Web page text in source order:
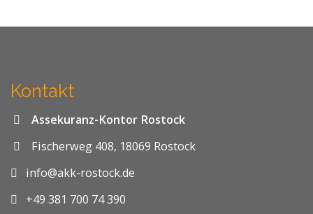
Kontakt
Assekuranz-Kontor Rostock
Fischerweg 408, 18069 Rostock
info@akk-rostock.de
+49 381 700 74 390